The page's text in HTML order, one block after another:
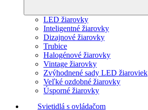
LED žiarovky
Inteligentné žiarovky
Dizajnové žiarovky
Trubice
Halogénové žiarovky
Vintage žiarovky
Zvýhodnené sady LED žiaroviek
Veľké ozdobné žiarovky
Úsporné žiarovky
Svietidlá s ovládačom